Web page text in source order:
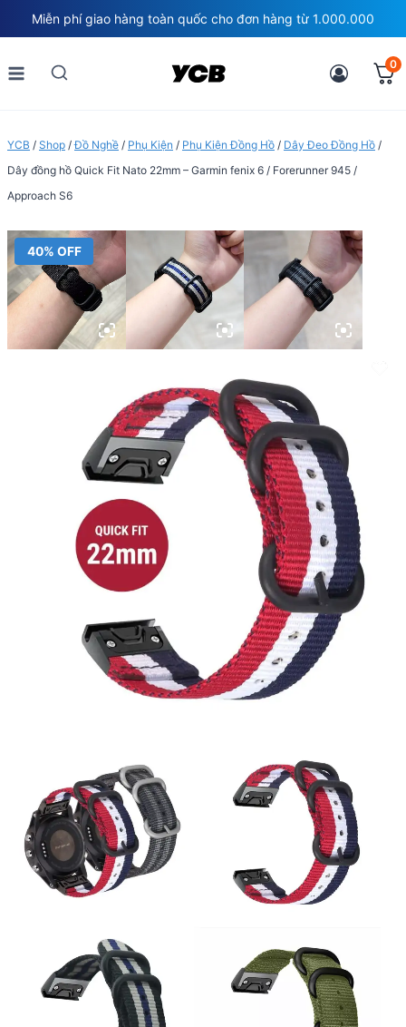
to
content
Miễn phí giao hàng toàn quốc cho đơn hàng từ 1.000.000
0
YCB / Shop /Đồ Nghề / Phụ Kiện / Phụ Kiện Đồng Hồ / Dây Đeo Đồng Hồ /
Dây đồng hồ Quick Fit Nato 22mm – Garmin fenix 6 / Forerunner 945 /
Approach S6
40% OFF